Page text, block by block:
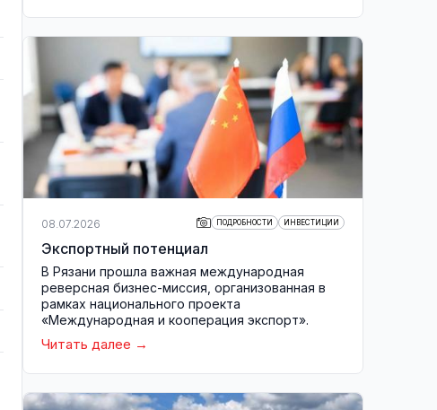
08.07.2026 ПОДРОБНОСТИ ИНВЕСТИЦИИ
Экспортный потенциал
В Рязани прошла важная международная
реверсная бизнес-миссия, организованная в
рамках национального проекта
«Международная и кооперация экспорт».
Читать далее